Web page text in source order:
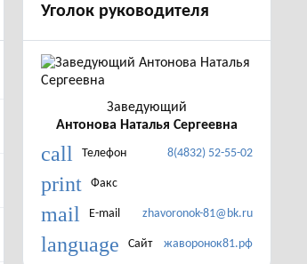
Уголок руководителя
Заведующий
Антонова Наталья Сергеевна
call Телефон 8(4832) 52-55-02
print Факс
mail E-mail zhavoronok-81@bk.ru
language Сайт жаворонок81.рф